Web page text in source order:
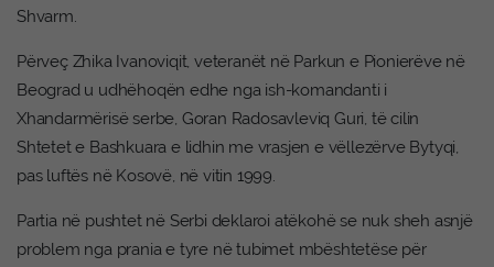
Shvarm.
Përveç Zhika Ivanoviqit, veteranët në Parkun e Pionierëve në
Beograd u udhëhoqën edhe nga ish-komandanti i
Xhandarmërisë serbe, Goran Radosavleviq Guri, të cilin
Shtetet e Bashkuara e lidhin me vrasjen e vëllezërve Bytyqi,
pas luftës në Kosovë, në vitin 1999.
Partia në pushtet në Serbi deklaroi atëkohë se nuk sheh asnjë
problem nga prania e tyre në tubimet mbështetëse për